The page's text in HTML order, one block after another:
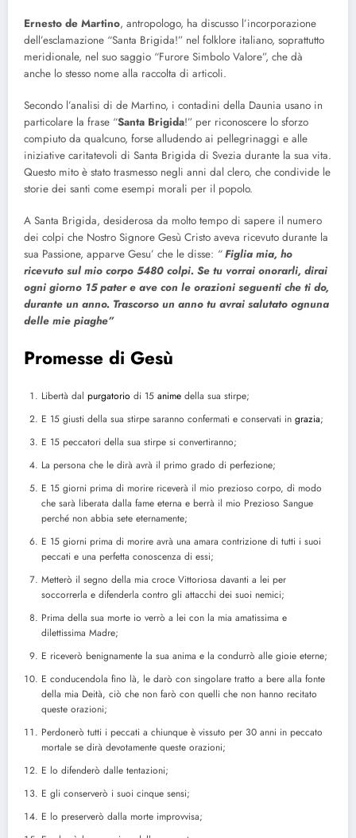
Ernesto de Martino, antropologo, ha discusso l’incorporazione
dell’esclamazione “Santa Brigida!” nel folklore italiano, soprattutto
meridionale, nel suo saggio “Furore Simbolo Valore”, che dà
anche lo stesso nome alla raccolta di articoli.
Secondo l’analisi di de Martino, i contadini della Daunia usano in
particolare la frase “Santa Brigida!” per riconoscere lo sforzo
compiuto da qualcuno, forse alludendo ai pellegrinaggi e alle
iniziative caritatevoli di Santa Brigida di Svezia durante la sua vita.
Questo mito è stato trasmesso negli anni dal clero, che condivide le
storie dei santi come esempi morali per il popolo.
A Santa Brigida, desiderosa da molto tempo di sapere il numero
dei colpi che Nostro Signore Gesù Cristo aveva ricevuto durante la
sua Passione, apparve Gesu’ che le disse: “Figlia mia, ho
ricevuto sul mio corpo 5480 colpi. Se tu vorrai onorarli, dirai
ogni giorno 15 pater e ave con le orazioni seguenti che ti do,
durante un anno. Trascorso un anno tu avrai salutato ognuna
delle mie piaghe”
Promesse di Gesù
Libertà dal purgatorio di 15 anime della sua stirpe;
E 15 giusti della sua stirpe saranno confermati e conservati in grazia;
E 15 peccatori della sua stirpe si convertiranno;
La persona che le dirà avrà il primo grado di perfezione;
E 15 giorni prima di morire riceverà il mio prezioso corpo, di modo
che sarà liberata dalla fame eterna e berrà il mio Prezioso Sangue
perché non abbia sete eternamente;
E 15 giorni prima di morire avrà una amara contrizione di tutti i suoi
peccati e una perfetta conoscenza di essi;
Metterò il segno della mia croce Vittoriosa davanti a lei per
soccorrerla e difenderla contro gli attacchi dei suoi nemici;
Prima della sua morte io verrò a lei con la mia amatissima e
dilettissima Madre;
E riceverò benignamente la sua anima e la condurrò alle gioie eterne;
E conducendola fino là, le darò con singolare tratto a bere alla fonte
della mia Deità, ciò che non farò con quelli che non hanno recitato
queste orazioni;
Perdonerò tutti i peccati a chiunque è vissuto per 30 anni in peccato
mortale se dirà devotamente queste orazioni;
E lo difenderò dalle tentazioni;
E gli conserverò i suoi cinque sensi;
E lo preserverò dalla morte improvvisa;